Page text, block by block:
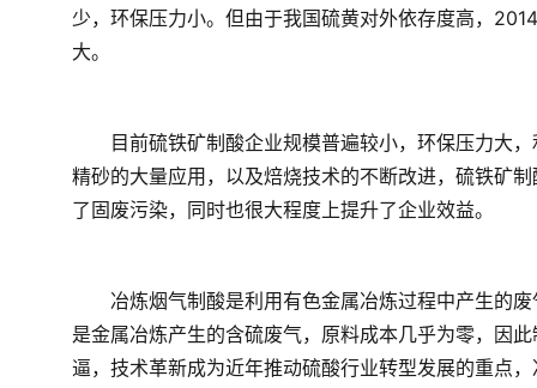
少，环保压力小。但由于我国硫黄对外依存度高，
大。
目前硫铁矿制酸企业规模普遍较小，环保压力大，
精砂的大量应用，以及焙烧技术的不断改进，硫铁矿
了固废污染，同时也很大程度上提升了企业效益。
冶炼烟气制酸是利用有色金属冶炼过程中产生的废
是金属冶炼产生的含硫废气，原料成本几乎为零，因
逼，技术革新成为近年推动硫酸行业转型发展的重点